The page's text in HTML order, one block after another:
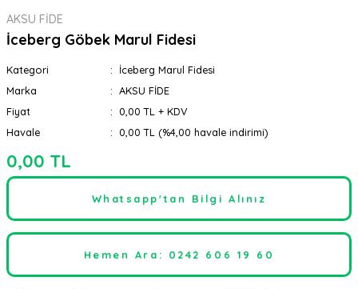
AKSU FİDE
İceberg Göbek Marul Fidesi
Kategori
İceberg Marul Fidesi
Marka
AKSU FİDE
Fiyat
0,00 TL + KDV
Havale
0,00 TL (%4,00 havale indirimi)
0,00 TL
Whatsapp'tan Bilgi Alınız
Hemen Ara: 0242 606 19 60